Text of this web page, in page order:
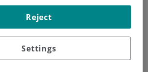
de atención al usuario
900 301 013
Settings
Reject